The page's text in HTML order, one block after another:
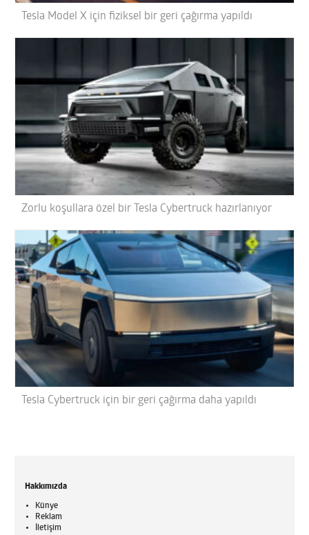
Tesla Model X için fiziksel bir geri çağırma yapıldı
Zorlu koşullara özel bir Tesla Cybertruck hazırlanıyor
Tesla Cybertruck için bir geri çağırma daha yapıldı
Hakkımızda
Künye
Reklam
İletişim